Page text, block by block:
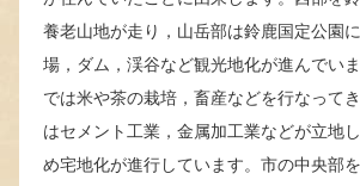
養老山地が走り，山岳部は鈴鹿国定公園
場，ダム，渓谷など観光地化が進んでい
では米や茶の栽培，畜産などを行なって
はセメント工業，金属加工業などが立地
め宅地化が進行しています。市の中央部